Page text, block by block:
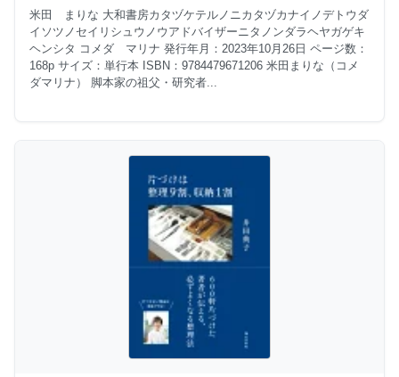
米田 まりな 大和書房カタヅケテルノニカタヅカナイノデトウダ
イソツノセイリシュウノウアドバイザーニタノンダラヘヤガゲキ
ヘンシタ コメダ マリナ 発行年月：2023年10月26日 ページ数：
168p サイズ：単行本 ISBN：9784479671206 米田まりな（コメ
ダマリナ） 脚本家の祖父・研究者...